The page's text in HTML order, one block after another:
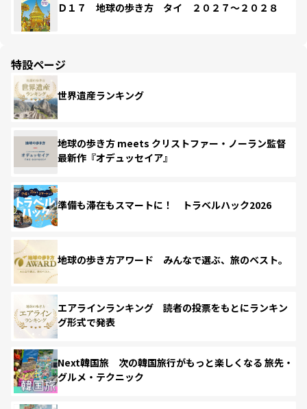
Ｄ１７ 地球の歩き方 タイ ２０２７～２０２８
特設ページ
世界遺産ランキング
地球の歩き方 meets クリストファー・ノーラン監督
最新作『オデュッセイア』
準備も滞在もスマートに！ トラベルハック2026
地球の歩き方アワード みんなで選ぶ、旅のベスト。
エアラインランキング 読者の投票をもとにランキン
グ形式で発表
Next韓国旅 次の韓国旅行がもっと楽しくなる 旅先・
グルメ・テクニック